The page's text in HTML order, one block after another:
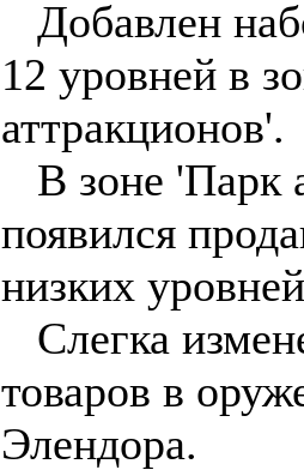
Добавлен
12 уровней в
аттракционов'.
В зоне 'Парк
появился
низких
Слегка
товаров в
Элендора.